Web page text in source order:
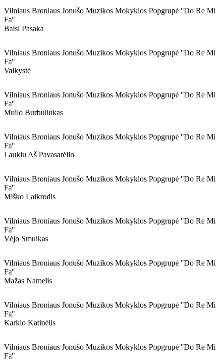
Vilniaus Broniaus Jonušo Muzikos Mokyklos Popgrupė ''do Re Mi
Fa''
Baisi Pasaka
Vilniaus Broniaus Jonušo Muzikos Mokyklos Popgrupė ''do Re Mi
Fa''
Vaikystė
Vilniaus Broniaus Jonušo Muzikos Mokyklos Popgrupė ''do Re Mi
Fa''
Muilo Burbuliukas
Vilniaus Broniaus Jonušo Muzikos Mokyklos Popgrupė ''do Re Mi
Fa''
Laukiu Aš Pavasarėlio
Vilniaus Broniaus Jonušo Muzikos Mokyklos Popgrupė ''do Re Mi
Fa''
Miško Laikrodis
Vilniaus Broniaus Jonušo Muzikos Mokyklos Popgrupė ''do Re Mi
Fa''
Vėjo Smuikas
Vilniaus Broniaus Jonušo Muzikos Mokyklos Popgrupė ''do Re Mi
Fa''
Mažas Namelis
Vilniaus Broniaus Jonušo Muzikos Mokyklos Popgrupė ''do Re Mi
Fa''
Karklo Katinėlis
Vilniaus Broniaus Jonušo Muzikos Mokyklos Popgrupė ''do Re Mi
Fa''